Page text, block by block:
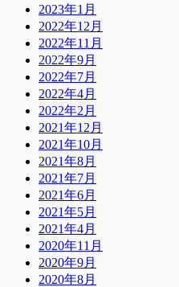
2023年1月
2022年12月
2022年11月
2022年9月
2022年7月
2022年4月
2022年2月
2021年12月
2021年10月
2021年8月
2021年7月
2021年6月
2021年5月
2021年4月
2020年11月
2020年9月
2020年8月